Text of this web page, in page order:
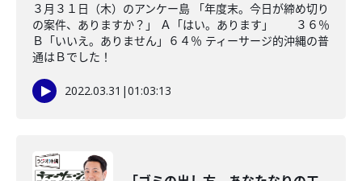
３月３１日（木）のアンケー島 「年度末。今日が締め切り
の案件、ありますか？」 Ａ「はい。あります」 ３６％
Ｂ「いいえ。ありません」６４％ ティーサージ的沖縄の普
通はＢでした！
2022.03.31 |01:03:13